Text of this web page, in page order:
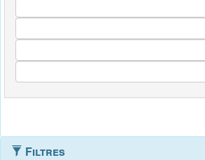
Filtres